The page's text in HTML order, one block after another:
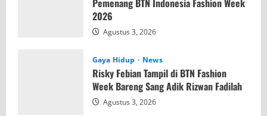
2026
Agustus 3, 2026
Gaya Hidup News
Risky Febian Tampil di BTN Fashion
Week Bareng Sang Adik Rizwan Fadilah
Agustus 3, 2026